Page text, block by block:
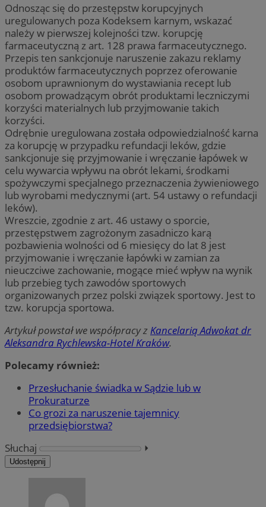
Odnosząc się do przestępstw korupcyjnych
uregulowanych poza Kodeksem karnym, wskazać
należy w pierwszej kolejności tzw. korupcję
farmaceutyczną z art. 128 prawa farmaceutycznego.
Przepis ten sankcjonuje naruszenie zakazu reklamy
produktów farmaceutycznych poprzez oferowanie
osobom uprawnionym do wystawiania recept lub
osobom prowadzącym obrót produktami leczniczymi
korzyści materialnych lub przyjmowanie takich
korzyści.
Odrębnie uregulowana została odpowiedzialność karna
za korupcję w przypadku refundacji leków, gdzie
sankcjonuje się przyjmowanie i wręczanie łapówek w
celu wywarcia wpływu na obrót lekami, środkami
spożywczymi specjalnego przeznaczenia żywieniowego
lub wyrobami medycznymi (art. 54 ustawy o refundacji
leków).
Wreszcie, zgodnie z art. 46 ustawy o sporcie,
przestępstwem zagrożonym zasadniczo karą
pozbawienia wolności od 6 miesięcy do lat 8 jest
przyjmowanie i wręczanie łapówki w zamian za
nieuczciwe zachowanie, mogące mieć wpływ na wynik
lub przebieg tych zawodów sportowych
organizowanych przez polski związek sportowy. Jest to
tzw. korupcja sportowa.
Artykuł powstał we współpracy z Kancelarią Adwokat dr
Aleksandra Rychlewska-Hotel Kraków.
Polecamy również:
Przesłuchanie świadka w Sądzie lub w
Prokuraturze
Co grozi za naruszenie tajemnicy
przedsiębiorstwa?
Słuchaj
⏵︎
Udostępnij